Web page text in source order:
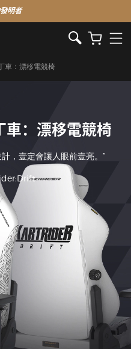
明者
車：漂移電競椅
：漂移電競椅
，壹定會讓人眼前壹亮。”